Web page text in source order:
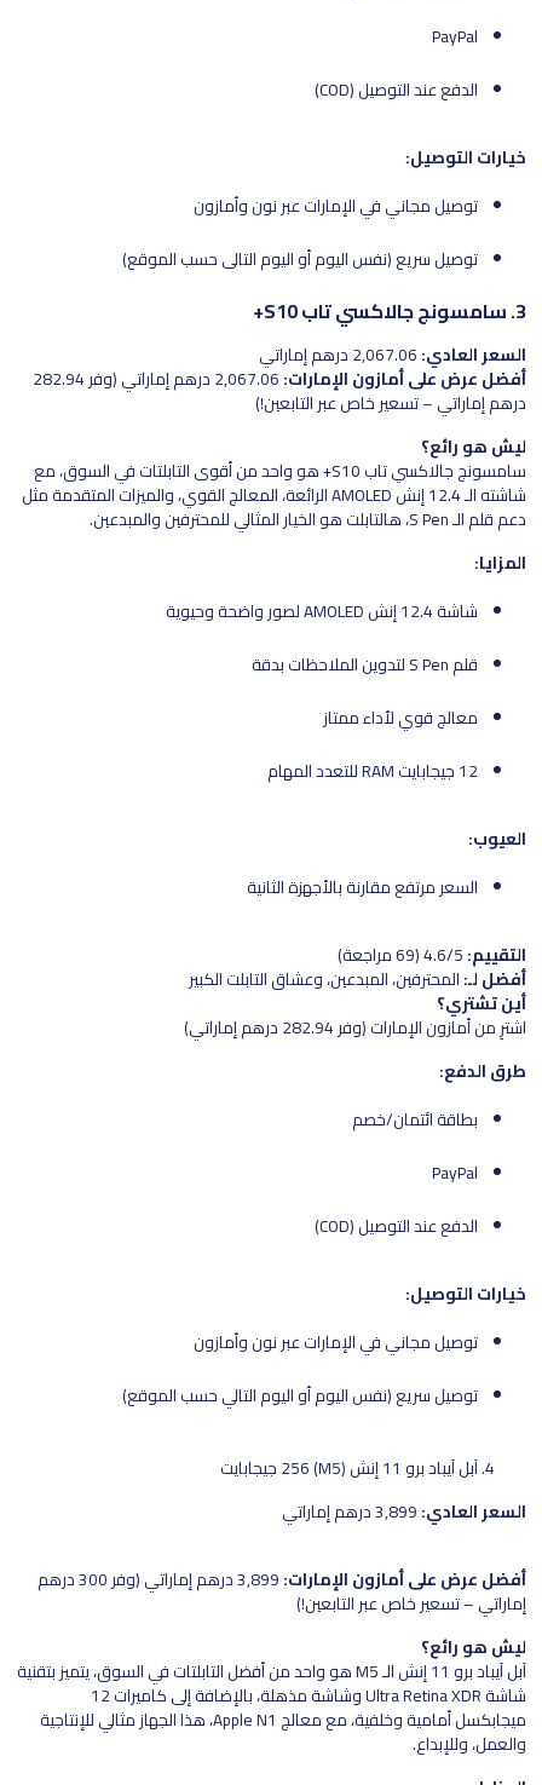
PayPal
الدفع عند التوصيل (COD)
خيارات التوصيل:
توصيل مجاني في الإمارات عبر نون وأمازون
توصيل سريع (نفس اليوم أو اليوم التالي حسب الموقع)
3. سامسونج جالاكسي تاب S10+
السعر العادي:
أفضل عرض على أمازون الإمارات: 2,067.06 درهم إماراتي (وفر 282.94
درهم إماراتي – تسعير خاص عبر التابعين!)
ليش هو رائع؟
سامسونج جالاكسي تاب S10+ هو واحد من أقوى التابلتات في السوق، مع
شاشته الـ 12.4 إنش AMOLED الرائعة، المعالج القوي، والميزات المتقدمة مثل
دعم قلم الـ S Pen، هالتابلت هو الخيار المثالي للمحترفين والمبدعين.
المزايا:
شاشة 12.4 إنش AMOLED لصور واضحة وحيوية
قلم S Pen لتدوين الملاحظات بدقة
معالج قوي لأداء ممتاز
12 جيجابايت RAM للتعدد المهام
العيوب:
السعر مرتفع مقارنة بالأجهزة الثانية
التقييم:
أفضل لـ:المحترفين، المبدعين، وعشاق التابلت الكبير
أين تشتري؟
اشترِ من أمازون الإمارات (وفر 282.94 درهم إماراتي)
طرق الدفع:
بطاقة ائتمان/خصم
PayPal
الدفع عند التوصيل (COD)
خيارات التوصيل:
توصيل مجاني في الإمارات عبر نون وأمازون
توصيل سريع (نفس اليوم أو اليوم التالي حسب الموقع)
آبل آيباد برو 11 إنش (M5) 256 جيجابايت
السعر العادي:
أفضل عرض على أمازون الإمارات: 3,899 درهم إماراتي (وفر 300 درهم
إماراتي – تسعير خاص عبر التابعين!)
ليش هو رائع؟
آبل آيباد برو 11 إنش الـ M5 هو واحد من أفضل التابلتات في السوق، يتميز بتقنية
شاشة Ultra Retina XDR وشاشة مذهلة، بالإضافة إلى كاميرات 12
ميجابكسل أمامية وخلفية، مع معالج Apple N1، هذا الجهاز مثالي للإنتاجية
والعمل، وللإبداع.